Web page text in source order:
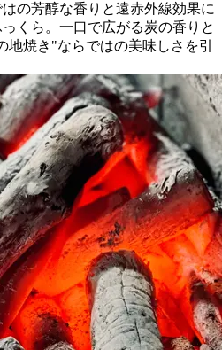
の芳醇な香りと遠赤外線効果に
くら。一口で広がる炭の香りと
焼き"ならではの美味しさを引